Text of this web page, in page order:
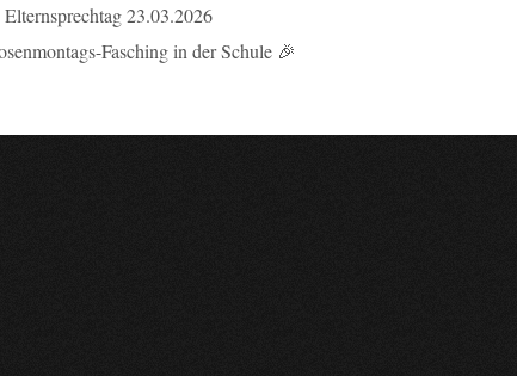
Elternsprechtag 23.03.2026
Fasching in der Schule 🎉